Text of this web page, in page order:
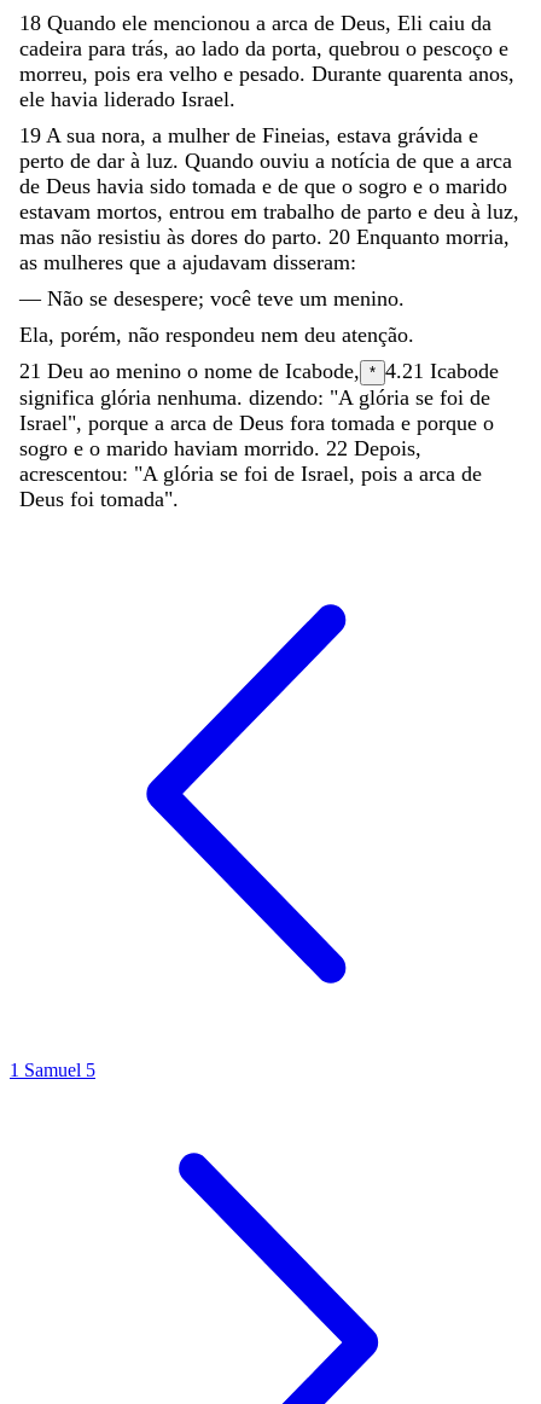
18 Quando ele mencionou a arca de Deus, Eli caiu da
cadeira para trás, ao lado da porta, quebrou o pescoço e
morreu, pois era velho e pesado. Durante quarenta anos,
ele havia liderado Israel.
19 A sua nora, a mulher de Fineias, estava grávida e
perto de dar à luz. Quando ouviu a notícia de que a arca
de Deus havia sido tomada e de que o sogro e o marido
estavam mortos, entrou em trabalho de parto e deu à luz,
mas não resistiu às dores do parto. 20 Enquanto morria,
as mulheres que a ajudavam disseram:
— Não se desespere; você teve um menino.
Ela, porém, não respondeu nem deu atenção.
21 Deu ao menino o nome de Icabode, * 4.21 Icabode
significa glória nenhuma. dizendo: "A glória se foi de
Israel", porque a arca de Deus fora tomada e porque o
sogro e o marido haviam morrido. 22 Depois,
acrescentou: "A glória se foi de Israel, pois a arca de
Deus foi tomada".
1 Samuel 5